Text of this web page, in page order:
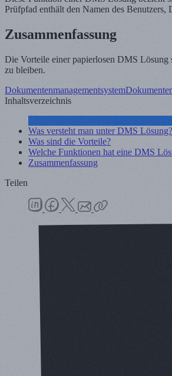
Prüfpfad enthält den Namen des
Zusammenfassung
Die Vorteile einer papierlosen DMS Lösung
zu bleiben.
Dokumentenmanagementsystem
Inhaltsverzeichnis
Was versteht man unter DMS Lösung?
Was sind die Vorteile?
Welche Funktionen hat eine DMS
Zusammenfassung
Teilen